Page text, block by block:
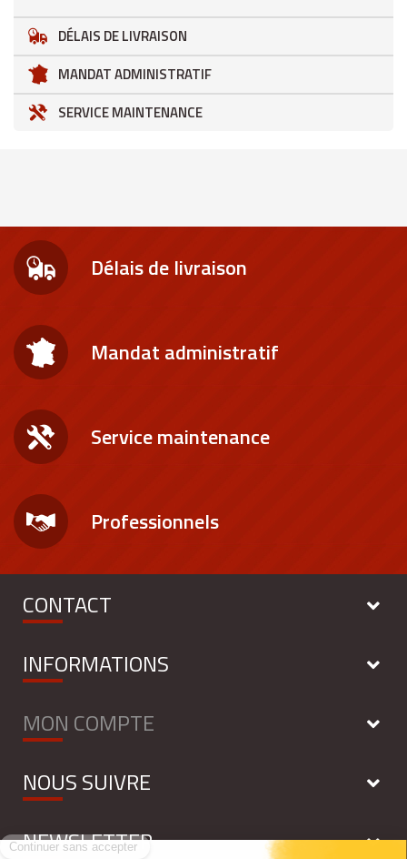
DÉLAIS DE LIVRAISON
MANDAT ADMINISTRATIF
SERVICE MAINTENANCE
Délais de livraison
Mandat administratif
Service maintenance
Professionnels
CONTACT
INFORMATIONS
MON COMPTE
NOUS SUIVRE
NEWSLETTER